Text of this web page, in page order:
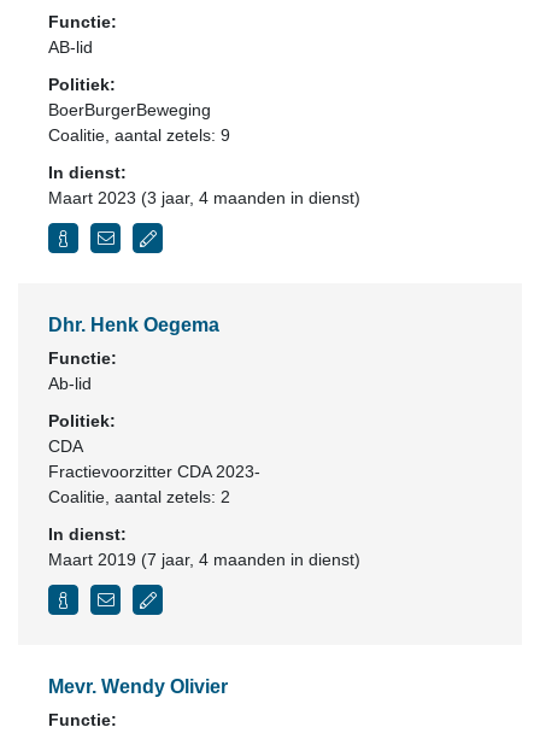
Functie:
AB-lid
Politiek:
BoerBurgerBeweging
Coalitie , aantal zetels: 9
In dienst:
Maart 2023 (3 jaar, 4 maanden in dienst)
Dhr. Henk Oegema
Functie:
Ab-lid
Politiek:
CDA
Fractievoorzitter CDA 2023-
Coalitie , aantal zetels: 2
In dienst:
Maart 2019 (7 jaar, 4 maanden in dienst)
Mevr. Wendy Olivier
Functie: